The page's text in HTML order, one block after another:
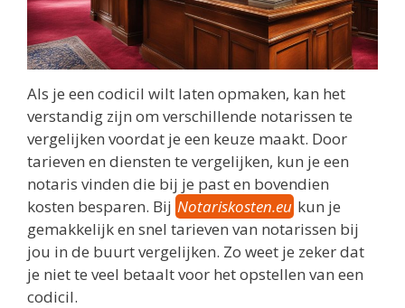
Als je een codicil wilt laten opmaken, kan het
verstandig zijn om verschillende notarissen te
vergelijken voordat je een keuze maakt. Door
tarieven en diensten te vergelijken, kun je een
notaris vinden die bij je past en bovendien
kosten besparen. Bij Notariskosten.eu kun je
gemakkelijk en snel tarieven van notarissen bij
jou in de buurt vergelijken. Zo weet je zeker dat
je niet te veel betaalt voor het opstellen van een
codicil.